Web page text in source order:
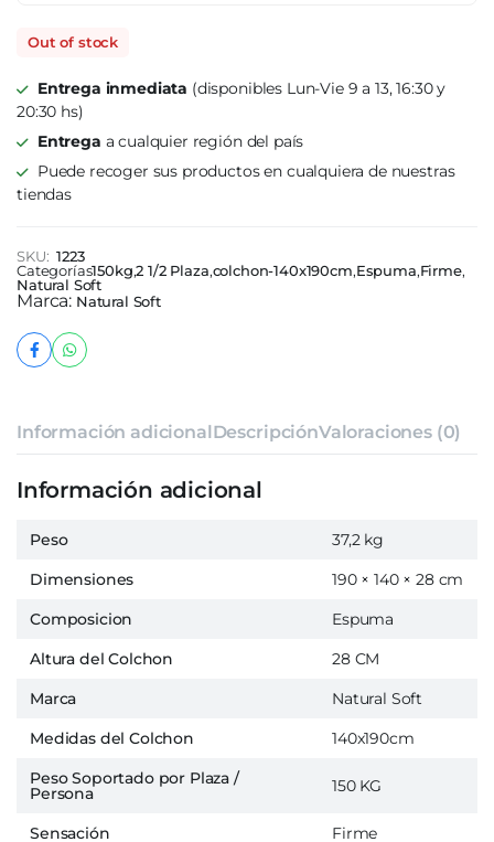
Out of stock
Entrega inmediata (disponibles Lun-Vie 9 a 13, 16:30 y
20:30 hs)
Entrega a cualquier región del país
Puede recoger sus productos en cualquiera de nuestras
tiendas
SKU: 1223
Categorías150kg,2 1/2 Plaza,colchon-140x190cm,Espuma,Firme,
Natural Soft
Marca: Natural Soft
Información adicionalDescripciónValoraciones (0)
Información adicional
Peso
37,2 kg
Dimensiones
190 × 140 × 28 cm
Composicion
Espuma
Altura del Colchon
28 CM
Marca
Natural Soft
Medidas del Colchon
140x190cm
Peso Soportado por Plaza /
Persona 150 KG
Sensación
Firme